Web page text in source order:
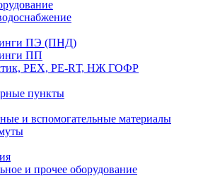
ПЭ (ПНД)
ПП
РЕХ, РЕ-RТ, НЖ ГОФР
пункты
и вспомогательные материалы
и прочее оборудование